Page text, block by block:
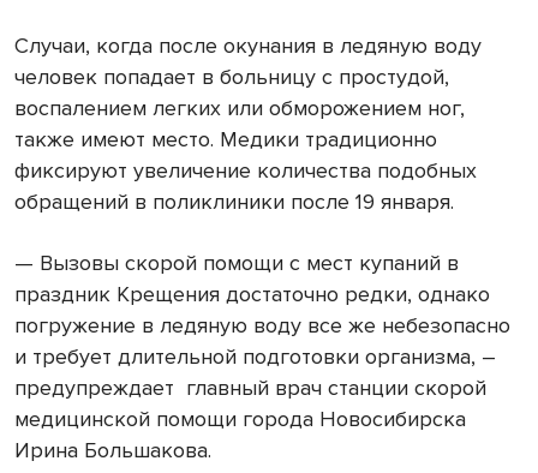
Случаи, когда после окунания в ледяную воду
человек попадает в больницу с простудой,
воспалением легких или обморожением ног,
также имеют место. Медики традиционно
фиксируют увеличение количества подобных
обращений в поликлиники после 19 января.
— Вызовы скорой помощи с мест купаний в
праздник Крещения достаточно редки, однако
погружение в ледяную воду все же небезопасно
и требует длительной подготовки организма, –
предупреждает главный врач станции скорой
медицинской помощи города Новосибирска
Ирина Большакова.